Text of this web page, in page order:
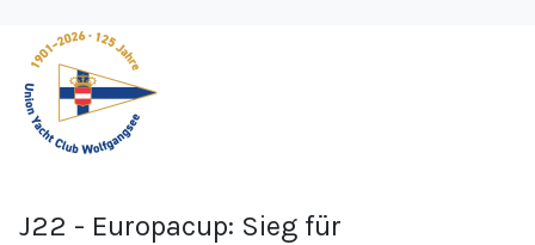
J22 - Europacup: Sieg für